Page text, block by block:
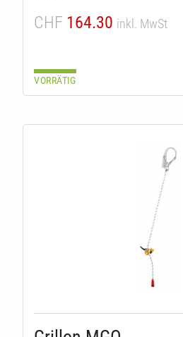
CHF 164.30 inkl. MwSt
VORRÄTIG